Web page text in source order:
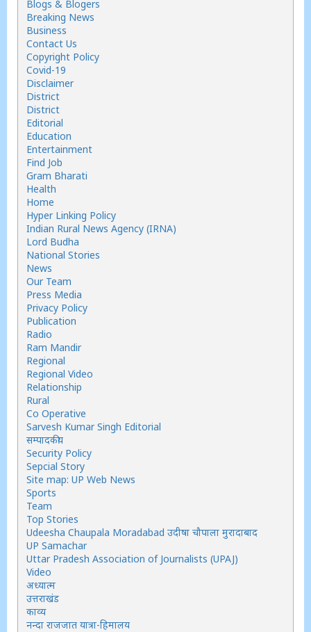
Blogs & Blogers
Breaking News
Business
Contact Us
Copyright Policy
Covid-19
Disclaimer
District
District
Editorial
Education
Entertainment
Find Job
Gram Bharati
Health
Home
Hyper Linking Policy
Indian Rural News Agency (IRNA)
Lord Budha
National Stories
News
Our Team
Press Media
Privacy Policy
Publication
Radio
Ram Mandir
Regional
Regional Video
Relationship
Rural
Co Operative
Sarvesh Kumar Singh Editorial
सम्पादकीय
Security Policy
Sepcial Story
Site map: UP Web News
Sports
Team
Top Stories
Udeesha Chaupala Moradabad उदीषा चौपाला मुरादाबाद
UP Samachar
Uttar Pradesh Association of Journalists (UPAJ)
Video
अध्यात्म
उत्तराखंड
काव्य
नन्दा राजजात यात्रा-हिमालय